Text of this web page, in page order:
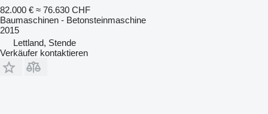
82.000 € ≈ 76.630 CHF
Baumaschinen - Betonsteinmaschine
2015
Lettland, Stende
Verkäufer kontaktieren